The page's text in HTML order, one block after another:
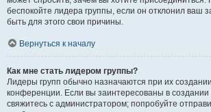
беспокойте лидера группы, если он отклонил ваш
быть для этого свои причины.
Вернуться к началу
Как мне стать лидером группы?
Лидеры групп обычно назначаются при их
конференции. Если вы заинтересованы в создании
свяжитесь с администратором; попробуйте